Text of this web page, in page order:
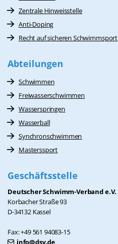
Zentrale Hinweisstelle
Anti-Doping
Recht auf sicheren Schwimmsport
Abteilungen
Schwimmen
Freiwasserschwimmen
Wasserspringen
Wasserball
Synchronschwimmen
Masterssport
Geschäftsstelle
Deutscher Schwimm-Verband e.V.
Korbacher Straße 93
D-34132 Kassel
Fax: +49 561 94083-15
info@dsv.de